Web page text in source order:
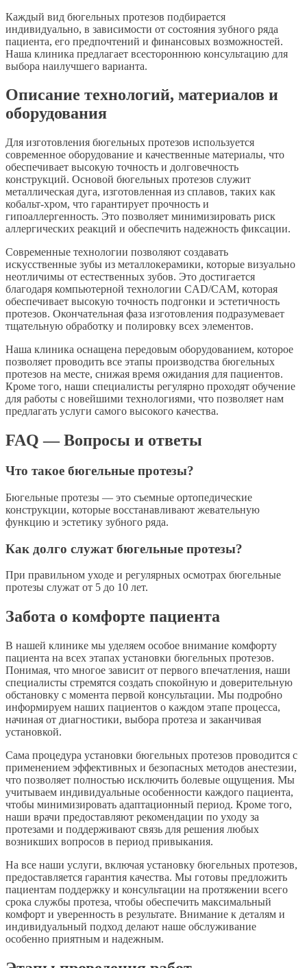
Каждый вид бюгельных протезов подбирается
индивидуально, в зависимости от состояния зубного ряда
пациента, его предпочтений и финансовых возможностей.
Наша клиника предлагает всестороннюю консультацию для
выбора наилучшего варианта.
Описание технологий, материалов и
оборудования
Для изготовления бюгельных протезов используется
современное оборудование и качественные материалы, что
обеспечивает высокую точность и долговечность
конструкций. Основой бюгельных протезов служит
металлическая дуга, изготовленная из сплавов, таких как
кобальт-хром, что гарантирует прочность и
гипоаллергенность. Это позволяет минимизировать риск
аллергических реакций и обеспечить надежность фиксации.
Современные технологии позволяют создавать
искусственные зубы из металлокерамики, которые визуально
неотличимы от естественных зубов. Это достигается
благодаря компьютерной технологии CAD/CAM, которая
обеспечивает высокую точность подгонки и эстетичность
протезов. Окончательная фаза изготовления подразумевает
тщательную обработку и полировку всех элементов.
Наша клиника оснащена передовым оборудованием, которое
позволяет проводить все этапы производства бюгельных
протезов на месте, снижая время ожидания для пациентов.
Кроме того, наши специалисты регулярно проходят обучение
для работы с новейшими технологиями, что позволяет нам
предлагать услуги самого высокого качества.
FAQ — Вопросы и ответы
Что такое бюгельные протезы?
Бюгельные протезы — это съемные ортопедические
конструкции, которые восстанавливают жевательную
функцию и эстетику зубного ряда.
Как долго служат бюгельные протезы?
При правильном уходе и регулярных осмотрах бюгельные
протезы служат от 5 до 10 лет.
Забота о комфорте пациента
В нашей клинике мы уделяем особое внимание комфорту
пациента на всех этапах установки бюгельных протезов.
Понимая, что многое зависит от первого впечатления, наши
специалисты стремятся создать спокойную и доверительную
обстановку с момента первой консультации. Мы подробно
информируем наших пациентов о каждом этапе процесса,
начиная от диагностики, выбора протеза и заканчивая
установкой.
Сама процедура установки бюгельных протезов проводится с
применением эффективных и безопасных методов анестезии,
что позволяет полностью исключить болевые ощущения. Мы
учитываем индивидуальные особенности каждого пациента,
чтобы минимизировать адаптационный период. Кроме того,
наши врачи предоставляют рекомендации по уходу за
протезами и поддерживают связь для решения любых
возникших вопросов в период привыкания.
На все наши услуги, включая установку бюгельных протезов,
предоставляется гарантия качества. Мы готовы предложить
пациентам поддержку и консультации на протяжении всего
срока службы протеза, чтобы обеспечить максимальный
комфорт и уверенность в результате. Внимание к деталям и
индивидуальный подход делают наше обслуживание
особенно приятным и надежным.